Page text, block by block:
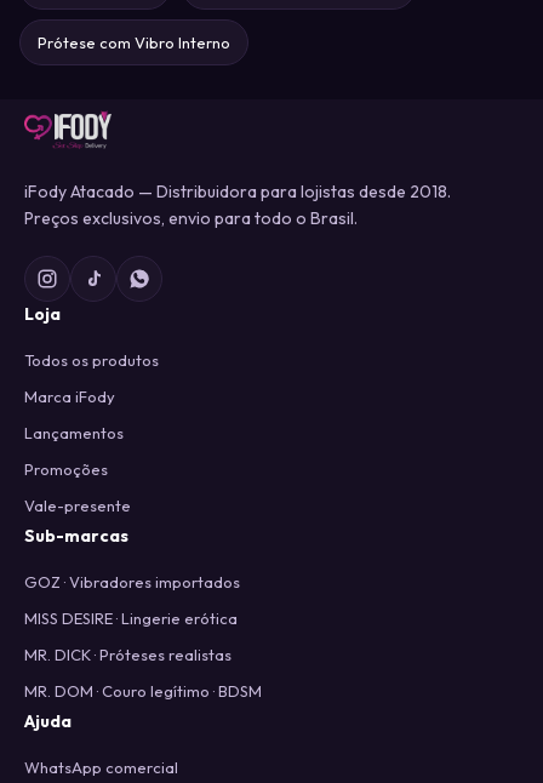
Prótese com Vibro Interno
iFody Atacado — Distribuidora para lojistas desde 2018.
Preços exclusivos, envio para todo o Brasil.
Loja
Todos os produtos
Marca iFody
Lançamentos
Promoções
Vale-presente
Sub-marcas
GOZ · Vibradores importados
MISS DESIRE · Lingerie erótica
MR. DICK · Próteses realistas
MR. DOM · Couro legítimo · BDSM
Ajuda
WhatsApp comercial